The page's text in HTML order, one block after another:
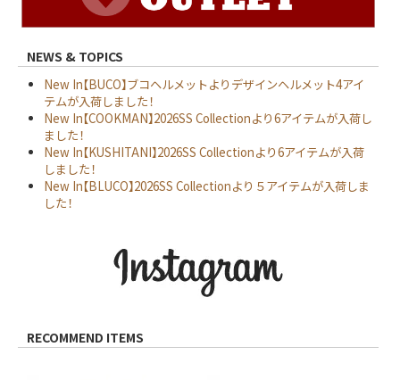
NEWS & TOPICS
New In【BUCO】ブコヘルメットよりデザインヘルメット4アイ
テムが入荷しました！
New In【COOKMAN】2026SS Collectionより6アイテムが入荷し
ました！
New In【KUSHITANI】2026SS Collectionより6アイテムが入荷
しました！
New In【BLUCO】2026SS Collectionより５アイテムが入荷しま
した！
RECOMMEND ITEMS